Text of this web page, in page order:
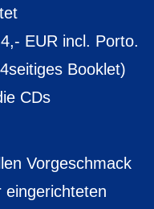
EUR incl. Porto.
Booklet)
CDs
Vorgeschmack